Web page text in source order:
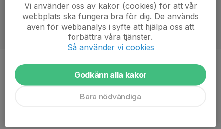
Titel
Ålder
41 år
Vi använder oss av kakor (cookies) för att vår
webbplats ska fungera bra för dig. De används
även för webbanalys i syfte att hjälpa oss att
förbättra våra tjänster.
Så använder vi cookies
Godkänn alla kakor
Bara nödvändiga